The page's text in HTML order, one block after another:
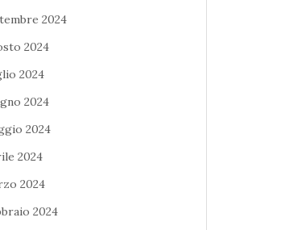
2024
2024
2024
2024
2024
2024
2024
2024